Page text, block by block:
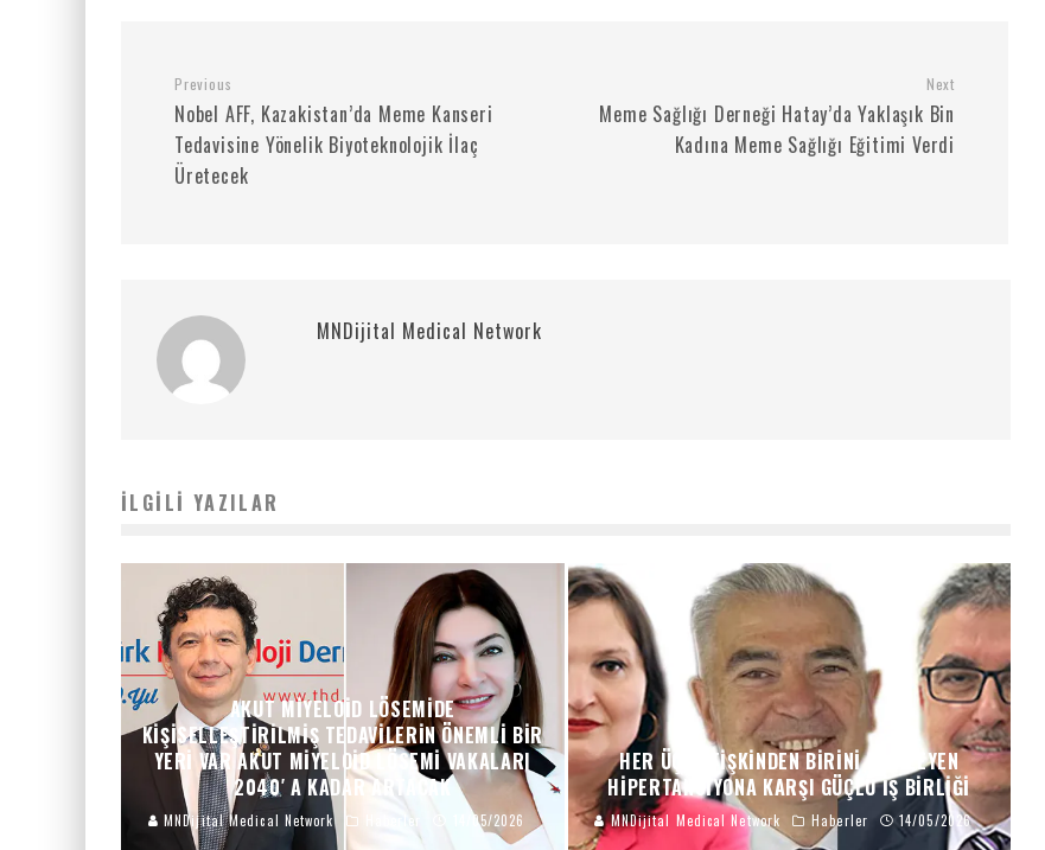
Previous
Nobel AFF, Kazakistan’da Meme Kanseri
Tedavisine Yönelik Biyoteknolojik İlaç
Üretecek
Next
Meme Sağlığı Derneği Hatay’da Yaklaşık Bin
Kadına Meme Sağlığı Eğitimi Verdi
MNDijital Medical Network
İLGILI YAZILAR
AKUT MIYELOID LÖSEMIDE
KIŞISELLEŞTIRILMIŞ TEDAVILERIN ÖNEMLI BIR
YERI VAR AKUT MIYELOID LÖSEMI VAKALARI
2040′ A KADAR ARTACAK
MNDijital Medical Network Haberler 14/05/2026
HER ÜÇ YETIŞKINDEN BIRINI ETKILEYEN
HIPERTANSIYONA KARŞI GÜÇLÜ İŞ BIRLIĞI
MNDijital Medical Network Haberler 14/05/2026